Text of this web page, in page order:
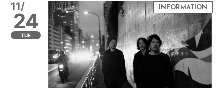
11/
24
TUE